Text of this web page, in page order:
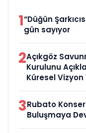
1“Düğün
gün sayıyor
2Açıkgöz
Kurulunu
Küresel
3Rubato
Buluşmaya